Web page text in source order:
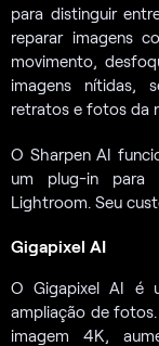
para distinguir
reparar imagens
movimento,
imagens nítidas,
retratos e fotos da
O Sharpen AI
um plug-in para
Lightroom. Seu
Gigapixel AI
O Gigapixel AI é
ampliação de
imagem 4K,